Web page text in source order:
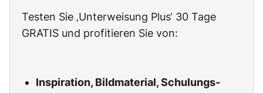
Testen Sie ‚Unterweisung Plus‘ 30 Tage
GRATIS und profitieren Sie von:
Inspiration, Bildmaterial, Schulungs-